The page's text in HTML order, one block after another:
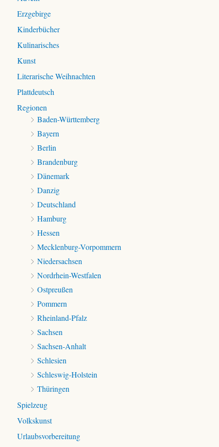
c
h
:
Erzgebirge
Kinderbücher
Kulinarisches
Kunst
Literarische Weihnachten
Plattdeutsch
Regionen
Baden-Württemberg
Bayern
Berlin
Brandenburg
Dänemark
Danzig
Deutschland
Hamburg
Hessen
Mecklenburg-Vorpommern
Niedersachsen
Nordrhein-Westfalen
Ostpreußen
Pommern
Rheinland-Pfalz
Sachsen
Sachsen-Anhalt
Schlesien
Schleswig-Holstein
Thüringen
Spielzeug
Volkskunst
Urlaubsvorbereitung